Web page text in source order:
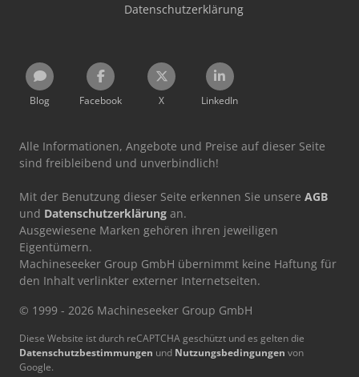
Datenschutzerklärung
Blog Facebook X LinkedIn
Alle Informationen, Angebote und Preise auf dieser Seite
sind freibleibend und unverbindlich!
Mit der Benutzung dieser Seite erkennen Sie unsere AGB
und Datenschutzerklärung an.
Ausgewiesene Marken gehören ihren jeweiligen
Eigentümern.
Machineseeker Group GmbH übernimmt keine Haftung für
den Inhalt verlinkter externer Internetseiten.
© 1999 - 2026 Machineseeker Group GmbH
Diese Website ist durch reCAPTCHA geschützt und es gelten die
Datenschutzbestimmungen und Nutzungsbedingungen von
Google.